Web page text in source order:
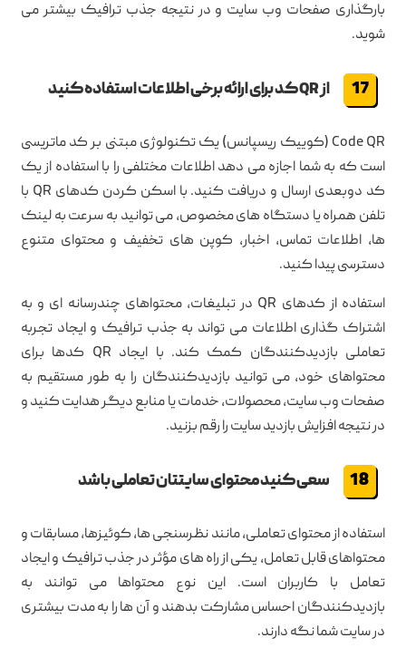
بارگذاری صفحات وب سایت و در نتیجه جذب ترافیک بیشتر می
شوید.
از QR کد برای ارائه برخی اطلاعات استفاده کنید
Code QR (کوییک ریسپانس) یک تکنولوژی مبتنی بر کد ماتریسی
است که به شما اجازه می دهد اطلاعات مختلفی را با استفاده از یک
کد دوبعدی ارسال و دریافت کنید. با اسکن کردن کدهای QR با
تلفن همراه یا دستگاه های مخصوص، می توانید به سرعت به لینک
ها، اطلاعات تماس، اخبار، کوپن های تخفیف و محتوای متنوع
دسترسی پیدا کنید.
استفاده از کدهای QR در تبلیغات، محتواهای چندرسانه ای و به
اشتراک گذاری اطلاعات می تواند به جذب ترافیک و ایجاد تجربه
تعاملی بازدیدکنندگان کمک کند. با ایجاد QR کدها برای
محتواهای خود، می توانید بازدیدکنندگان را به طور مستقیم به
صفحات وب سایت، محصولات، خدمات یا منابع دیگر هدایت کنید و
در نتیجه افزایش بازدید سایت را رقم بزنید.
سعی کنید محتوای سایتتان تعاملی باشد
استفاده از محتوای تعاملی، مانند نظرسنجی ها، کوئیزها، مسابقات و
محتواهای قابل تعامل، یکی از راه های مؤثر در جذب ترافیک و ایجاد
تعامل با کاربران است. این نوع محتواها می توانند به
بازدیدکنندگان احساس مشارکت بدهند و آن ها را به مدت بیشتری
در سایت شما نگه دارند.